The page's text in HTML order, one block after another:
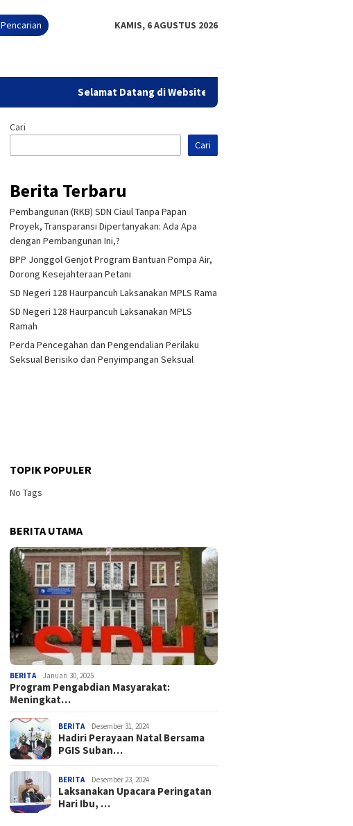
Pencarian KAMIS, 6 AGUSTUS 2026
Selamat Datang di Website Sorot Bandung - Aktual Tajam &
Cari
Cari
Berita Terbaru
Pembangunan (RKB) SDN Ciaul Tanpa Papan
Proyek, Transparansi Dipertanyakan: Ada Apa
dengan Pembangunan Ini,?
BPP Jonggol Genjot Program Bantuan Pompa Air,
Dorong Kesejahteraan Petani
SD Negeri 128 Haurpancuh Laksanakan MPLS Rama
SD Negeri 128 Haurpancuh Laksanakan MPLS
Ramah
Perda Pencegahan dan Pengendalian Perilaku
Seksual Berisiko dan Penyimpangan Seksual
TOPIK POPULER
No Tags
BERITA UTAMA
BERITA Januari 30, 2025
Program Pengabdian Masyarakat:
Meningkat…
BERITA Desember 31, 2024
Hadiri Perayaan Natal Bersama
PGIS Suban…
BERITA Desember 23, 2024
Laksanakan Upacara Peringatan
Hari Ibu, …